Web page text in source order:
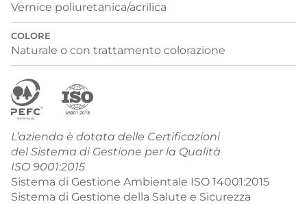
Vernice poliuretanica/acrilica
COLORE
Naturale o con trattamento colorazione
L’azienda è dotata delle Certificazioni
del Sistema di Gestione per la Qualità
ISO 9001:2015
Sistema di Gestione Ambientale ISO 14001:2015
Sistema di Gestione della Salute e Sicurezza